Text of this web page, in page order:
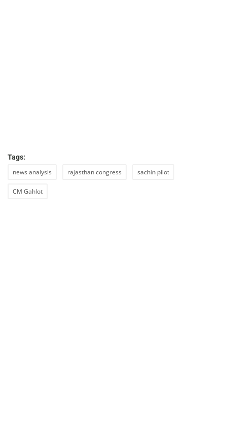
Tags:
news analysis rajasthan congress sachin pilot
CM Gahlot